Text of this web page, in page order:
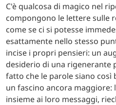
C'è qualcosa di magico nel
compongono le lettere sulle
come se ci si potesse
esattamente nello stesso
incise i propri pensieri: un
desiderio di una rigenerante
fatto che le parole siano così
un fascino ancora
insieme ai loro messaggi,